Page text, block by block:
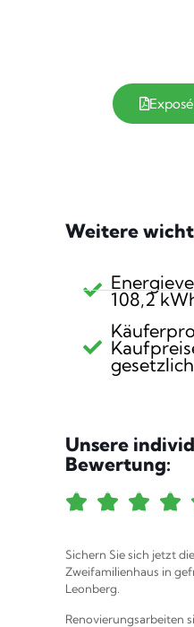
Weitere
108,2
Unsere
Bewertung:
   
Sichern Sie sich jetzt
Zweifamilienhaus in
Leonberg.
Renovierungsarbeiten